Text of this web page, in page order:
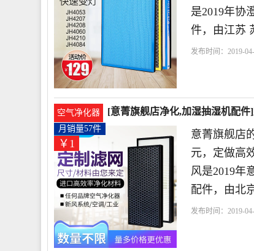
是2019年协
件，由江苏
发布时间：2019-
空气净化器 [意菁旗舰店净化,加湿抽湿机配
￥1
月销量57件
意菁旗舰店
元，定做高
风是2019年
配件，由北
发布时间：2019-